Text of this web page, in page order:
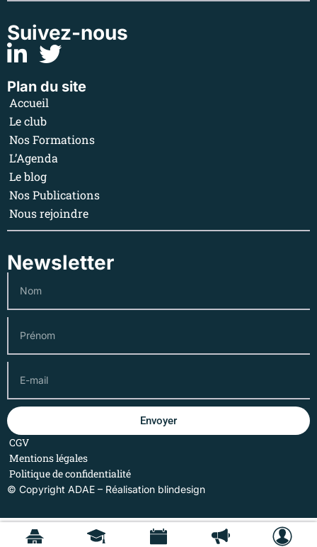
Suivez-nous
Plan du site
Accueil
Le club
Nos Formations
L’Agenda
Le blog
Nos Publications
Nous rejoindre
Newsletter
Envoyer
CGV
Mentions légales
Politique de confidentialité
© Copyright ADAE – Réalisation blindesign